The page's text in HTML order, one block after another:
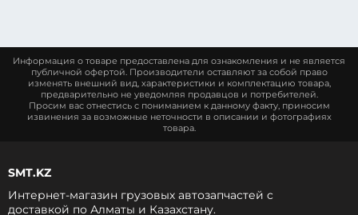
Информация о товаре предоставлена для ознакомления и не является
публичной офертой. Производители оставляют за собой право
изменять внешний вид, характеристики и комплектацию товара,
предварительно не уведомляя продавцов и потребителей.
Просим вас отнестись с пониманием к данному факту, приносим
извинения за возможные неточности в описании и фотографиях
товара.
SMT.KZ
Интернет-магазин грузовых автозапчастей c
доставкой по Алматы и Казахстану.